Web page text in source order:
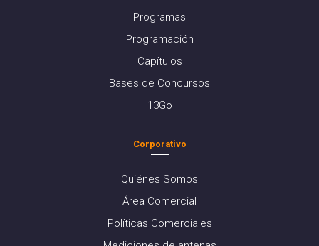
Programas
Programación
Capítulos
Bases de Concursos
13Go
Corporativo
Quiénes Somos
Área Comercial
Políticas Comerciales